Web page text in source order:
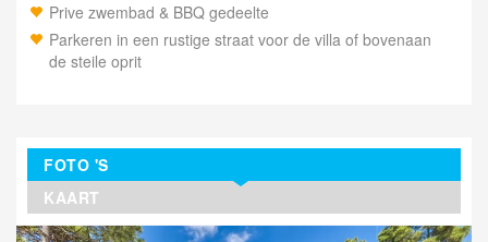
Prive zwembad & BBQ gedeelte
Parkeren in een rustige straat voor de villa of bovenaan
de steile oprit
FOTO 'S
KAART